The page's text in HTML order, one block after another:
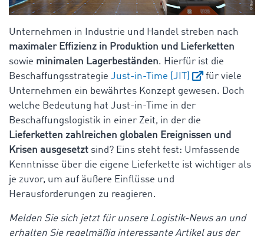
Unternehmen in Industrie und Handel streben nach
maximaler Effizienz in Produktion und Lieferketten
sowie minimalen Lagerbeständen. Hierfür ist die
Beschaffungsstrategie Just-in-Time (JIT)
für viele
Unternehmen ein bewährtes Konzept gewesen. Doch
welche Bedeutung hat Just-in-Time in der
Beschaffungslogistik in einer Zeit, in der die
Lieferketten zahlreichen globalen Ereignissen und
Krisen ausgesetzt sind? Eins steht fest: Umfassende
Kenntnisse über die eigene Lieferkette ist wichtiger als
je zuvor, um auf äußere Einflüsse und
Herausforderungen zu reagieren.
Melden Sie sich jetzt für unsere Logistik-News an und
erhalten Sie regelmäßig interessante Artikel aus der